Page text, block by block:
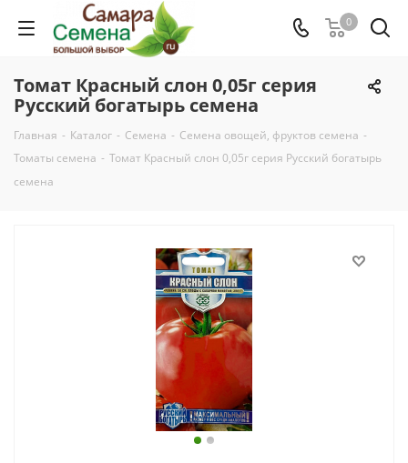
0
Томат Красный слон 0,05г серия
Русский богатырь семена
Главная - Каталог - Семена - Семена овощей, фруктов семена -
Томаты семена - Томат Красный слон 0,05г серия Русский богатырь
семена